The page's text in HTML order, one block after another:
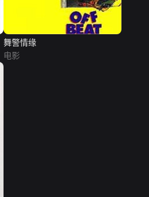
舞警情缘
电影